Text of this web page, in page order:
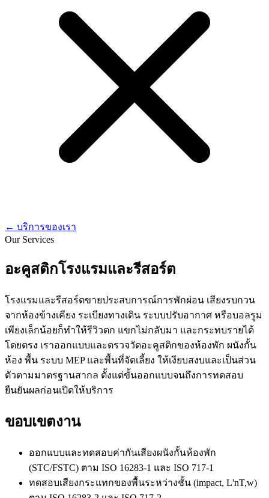
← บริการของเรา
Our Services
อะคูสติกโรงแรมและรีสอร์ต
โรงแรมและรีสอร์ตขายประสบการณ์การพักผ่อน เสียงรบกวน
จากห้องข้างเคียง ระเบียงทางเดิน ระบบปรับอากาศ หรือบอลรูม
เพียงเล็กน้อยก็ทำให้รีวิวตก แขกไม่กลับมา และกระทบรายได้
โดยตรง เราออกแบบและตรวจวัดอะคูสติกของห้องพัก ผนังกั้น
ห้อง พื้น ระบบ MEP และพื้นที่จัดเลี้ยง ให้เงียบสงบและเป็นส่วน
ตัวตามมาตรฐานสากล ตั้งแต่ขั้นออกแบบจนถึงการทดสอบ
ยืนยันผลก่อนเปิดให้บริการ
ขอบเขตงาน
ออกแบบและทดสอบค่ากันเสียงผนังกั้นห้องพัก
(STC/FSTC) ตาม ISO 16283-1 และ ISO 717-1
ทดสอบเสียงกระแทกของพื้นระหว่างชั้น (impact, L'nT,w)